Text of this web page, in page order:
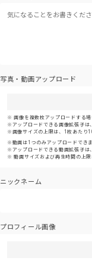
写真・動画アップロード
画像を複数枚アップロードする
アップロードできる画像拡張子
画像サイズの上限は、1枚あたり
動画は1つのみアップロードできま
アップロードできる動画拡張子
動画サイズおよび再生時間の上
ニックネーム
プロフィール画像